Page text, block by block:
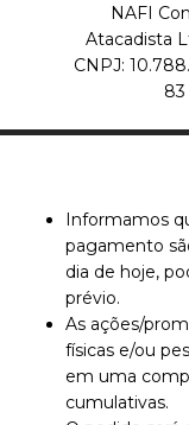
NAFI
Atacadista
CNPJ:
83
Informamos
pagamento
dia de hoje,
prévio.
As ações/
físicas e/ou
em uma
cumulativas.